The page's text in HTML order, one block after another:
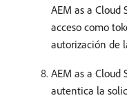
AEM as a Cloud
acceso como
autorización de
AEM as a Cloud
autentica la